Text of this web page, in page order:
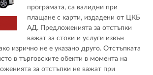
програмата, са валидни при
плащане с карти, издадени от ЦКБ
АД. Предложенията за отстъпки
важат за стоки и услуги извън
изрично не е указано друго. Отстъпката
в търговските обекти в момента на
за отстъпки не важат при